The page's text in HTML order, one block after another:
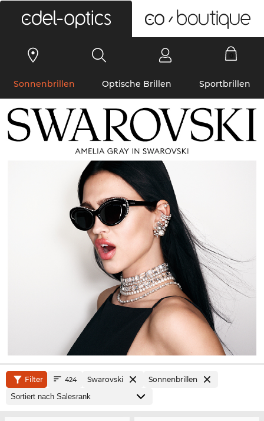
Sonnenbrillen Optische Brillen Sportbrillen
Filter 424 Swarovski Sonnenbrillen